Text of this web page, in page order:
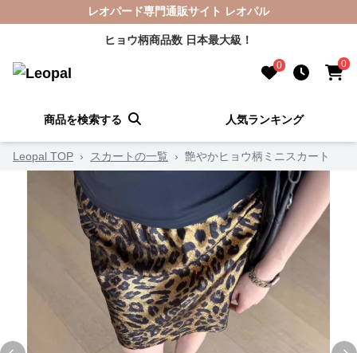
レオパード専門通販サイト レオパル
ヒョウ柄商品数 日本最大級！
0 0
商品を検索する 人気ランキング
Leopal TOP › スカートの一覧 › 艶やかヒョウ柄ミニスカート